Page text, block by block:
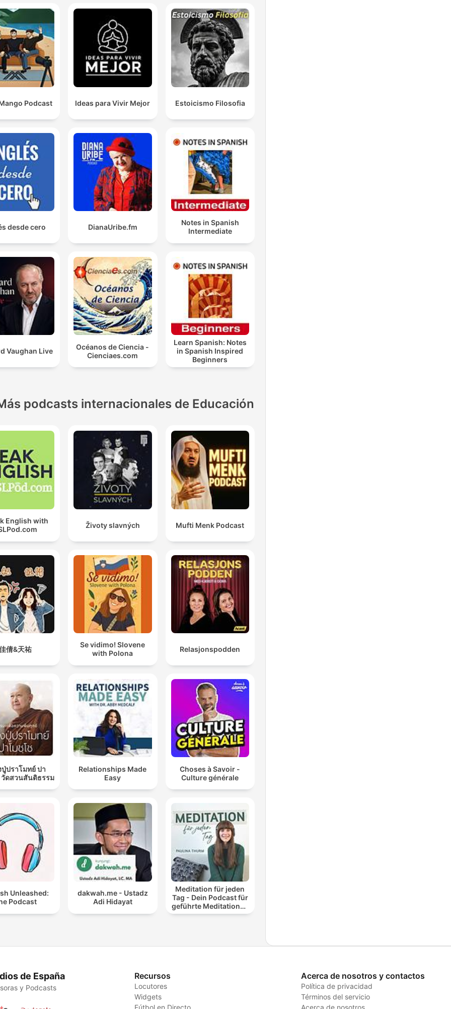
Podcast Ideas para Vivir Mejor Estoicismo Filosofia
desde cero DianaUribe.fm
Notes in Spanish
Intermediate
Vaughan Live
Océanos de Ciencia -
Cienciaes.com
Learn Spanish: Notes
in Spanish Inspired
Beginners
podcasts internacionales de Educación
English with
Životy slavných Mufti Menk Podcast
倩&天祐
Se vidimo! Slovene
with Polona
Relasjonspodden
ปราโมทย์ ปา
ดสวนสันติธรรม
Relationships Made
Easy
Choses à Savoir -
Culture générale
Unleashed:
Podcast
dakwah.me - Ustadz
Adi Hidayat
Meditation für jeden
Tag - Dein Podcast für
geführte Meditationen
und Entspannung
de España
y Podcasts
Recursos
Locutores
Widgets
Fútbol en Directo
Acerca de nosotros y contactos
Política de privacidad
Términos del servicio
Acerca de nosotros